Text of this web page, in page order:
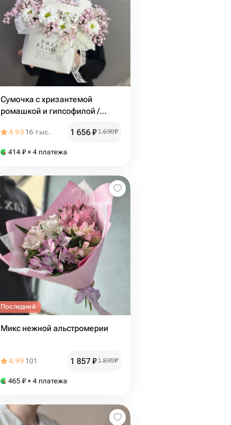
Сумочка с хризантемой
ромашкой и гипсофилой /
4.93 16 тыс. 1 656₽1 690₽
414 ₽ × 4 платежа
Последний
Микс нежной альстромерии
4.99 101 1 857₽1 895₽
465 ₽ × 4 платежа